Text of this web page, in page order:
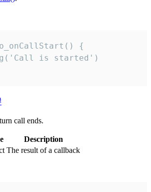
{
is started')
call ends.
Description
The result of a callback